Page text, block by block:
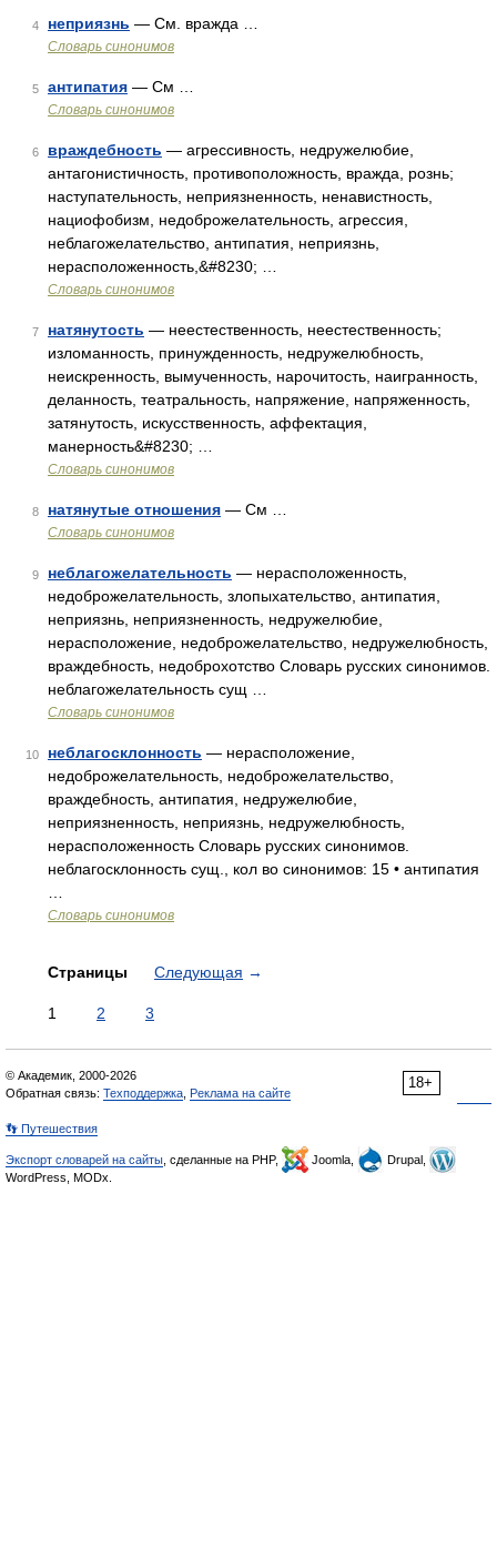
4 неприязнь — См. вражда …
Словарь синонимов
5 антипатия — См …
Словарь синонимов
6 враждебность — агрессивность, недружелюбие,
антагонистичность, противоположность, вражда, рознь;
наступательность, неприязненность, ненавистность,
нациофобизм, недоброжелательность, агрессия,
неблагожелательство, антипатия, неприязнь,
нерасположенность,&#8230; …
Словарь синонимов
7 натянутость — неестественность, неестественность;
изломанность, принужденность, недружелюбность,
неискренность, вымученность, нарочитость, наигранность,
деланность, театральность, напряжение, напряженность,
затянутость, искусственность, аффектация,
манерность&#8230; …
Словарь синонимов
8 натянутые отношения — См …
Словарь синонимов
9 неблагожелательность — нерасположенность,
недоброжелательность, злопыхательство, антипатия,
неприязнь, неприязненность, недружелюбие,
нерасположение, недоброжелательство, недружелюбность,
враждебность, недоброхотство Словарь русских синонимов.
неблагожелательность сущ …
Словарь синонимов
10 неблагосклонность — нерасположение,
недоброжелательность, недоброжелательство,
враждебность, антипатия, недружелюбие,
неприязненность, неприязнь, недружелюбность,
нерасположенность Словарь русских синонимов.
неблагосклонность сущ., кол во синонимов: 15 • антипатия
Словарь синонимов
Страницы Следующая →
1 2 3
18+
© Академик, 2000-2026
Обратная связь: Техподдержка Реклама на сайте
👣 Путешествия
Экспорт словарей на сайты , сделанные на PHP, Joomla,
Drupal,
WordPress, MODx.